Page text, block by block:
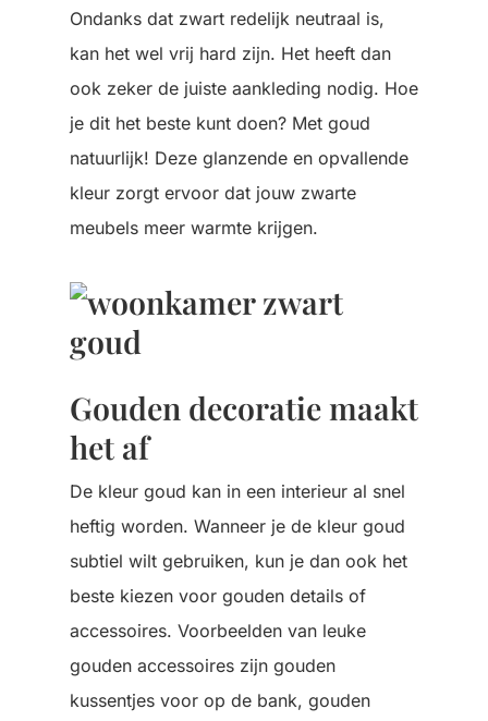
Ondanks dat zwart redelijk neutraal is,
kan het wel vrij hard zijn. Het heeft dan
ook zeker de juiste aankleding nodig. Hoe
je dit het beste kunt doen? Met goud
natuurlijk! Deze glanzende en opvallende
kleur zorgt ervoor dat jouw zwarte
meubels meer warmte krijgen.
Gouden decoratie maakt
het af
De kleur goud kan in een interieur al snel
heftig worden. Wanneer je de kleur goud
subtiel wilt gebruiken, kun je dan ook het
beste kiezen voor gouden details of
accessoires. Voorbeelden van leuke
gouden accessoires zijn gouden
kussentjes voor op de bank, gouden